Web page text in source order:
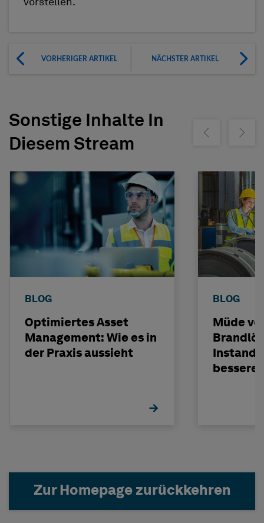
VORHERIGER ARTIKEL NÄCHSTER ARTIKEL
Sonstige Inhalte In
Diesem Stream
Show previousShow
BLOG
Optimiertes Asset
Management: Wie es in
der Praxis aussieht
BLOG
Müde
bessere
Zur Homepage zurückkehren